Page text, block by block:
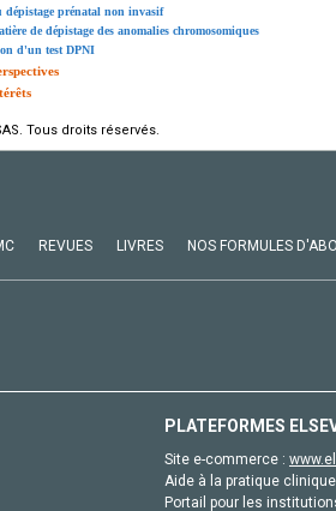
dépistage prénatal non invasif
de dépistage des anomalies chromosomiques
d'un test DPNI
Tous droits réservés.
REVUES LIVRES NOS FORMULES
PLATEFORMES
Site e-commerce :
Aide à la pratique
Portail pour les